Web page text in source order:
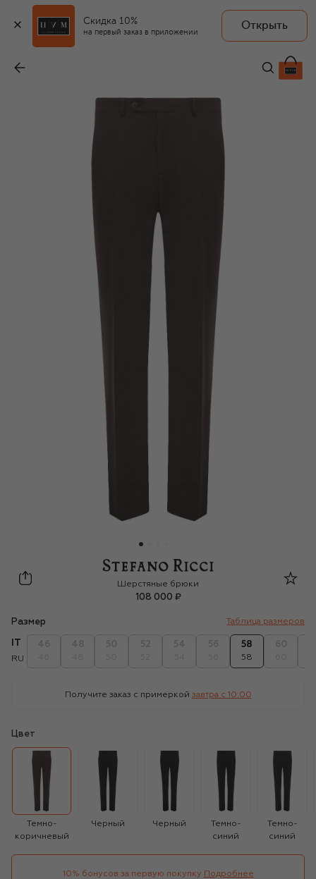
Скидка 10%
на первый заказ в приложении
Открыть
108 000 ₽
Stefano Ricci
Шерстяные брюки
108 000 ₽
Размер Таблица размеров
RU
58
58
Получите заказ с примеркой завтра c 10:00
Цвет
Темно-
коричневый
Черный Черный
Темно-
синий
Темно-
синий
10% бонусов за первую покупку Подробнее